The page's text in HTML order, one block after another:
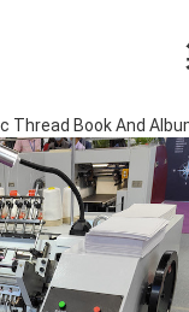
Thread Book And